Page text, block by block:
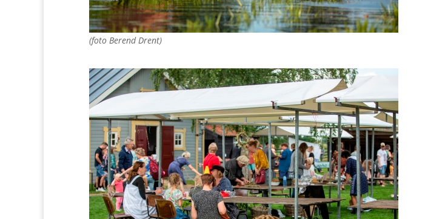
(foto Berend Drent)